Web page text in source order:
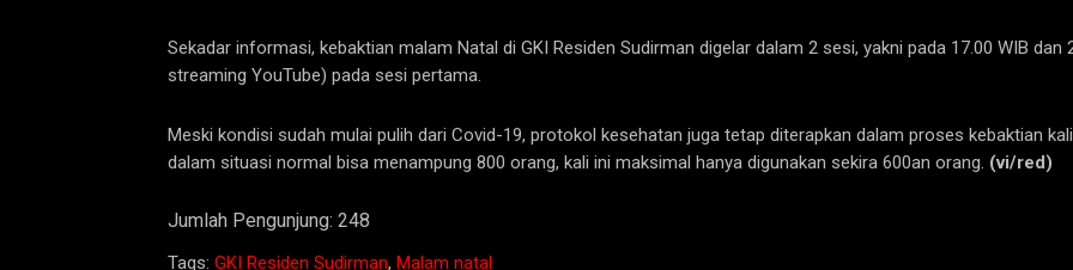
Sekadar informasi, kebaktian malam Natal di GKI Residen Sudirman digelar dalam 2 sesi, yakni pada 17.00 WIB dan
streaming YouTube) pada sesi pertama.
Meski kondisi sudah mulai pulih dari Covid-19, protokol kesehatan juga tetap diterapkan dalam proses kebaktian
dalam situasi normal bisa menampung 800 orang, kali ini maksimal hanya digunakan sekira 600an orang. (vi/red)
Jumlah Pengunjung: 248
Tags: GKI Residen Sudirman, Malam natal